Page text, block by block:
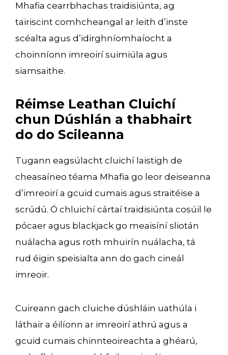
Mhafia cearrbhachas traidisiúnta, ag
tairiscint comhcheangal ar leith d’inste
scéalta agus d’idirghníomhaíocht a
choinníonn imreoirí suimiúla agus
siamsaithe.
Réimse Leathan Cluichí
chun Dúshlán a thabhairt
do do Scileanna
Tugann eagsúlacht cluichí laistigh de
cheasaíneo téama Mhafia go leor deiseanna
d’imreoirí a gcuid cumais agus straitéise a
scrúdú. Ó chluichí cártaí traidisiúnta cosúil le
pócaer agus blackjack go meaisíní sliotán
nuálacha agus roth mhuirín nuálacha, tá
rud éigin speisialta ann do gach cineál
imreoir.
Cuireann gach cluiche dúshláin uathúla i
láthair a éilíonn ar imreoirí athrú agus a
gcuid cumais chinnteoireachta a ghéarú,